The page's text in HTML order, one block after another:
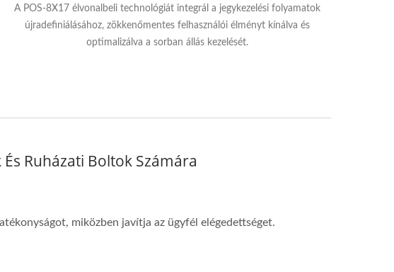
A POS-8X17 élvonalbeli technológiát integrál a jegykezelési folyamatok
újradefiniálásához, zökkenőmentes felhasználói élményt kínálva és
optimalizálva a sorban állás kezelését.
Ruházati Boltok Számára
miközben javítja az ügyfél elégedettséget.